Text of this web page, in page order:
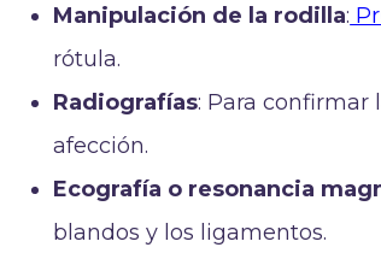
Manipulación de la rodilla:
rótula.
Radiografías: Para confirmar
afección.
Ecografía o resonancia
blandos y los ligamentos.